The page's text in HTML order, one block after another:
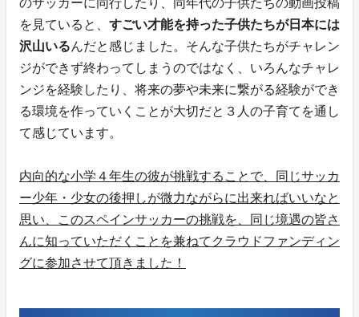
を見ていると、 すごい才能を持った子供たちが日本には
沢山いるんだと感じました。そんな子供たちがチャレン
ジができず終わってしまうのではなく、いろんなチャレ
ンジを経験したり、将来の夢や未来に繋がる経験ができ
る環境を作っていくことが大切だと３人の子育てを通し
て感じています。
内向的な小学４年生の彼が挑戦することで、同じサッカ
ー少年・少女の後押しが微力ながらに出来ればいいなと
思い、このスペインサッカーの挑戦を、同じ境遇の皆さ
んに知っていただくことを兼ねてクラウドファンディン
グに参加させて頂きました！